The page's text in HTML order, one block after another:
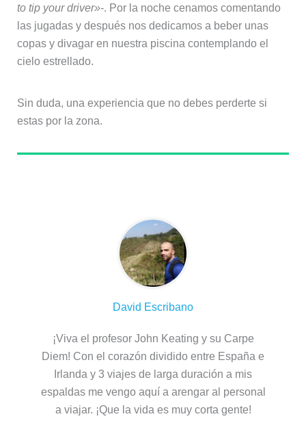
to tip your driver»-. Por la noche cenamos comentando
las jugadas y después nos dedicamos a beber unas
copas y divagar en nuestra piscina contemplando el
cielo estrellado.
Sin duda, una experiencia que no debes perderte si
estas por la zona.
David Escribano
¡Viva el profesor John Keating y su Carpe
Diem! Con el corazón dividido entre España e
Irlanda y 3 viajes de larga duración a mis
espaldas me vengo aquí a arengar al personal
a viajar. ¡Que la vida es muy corta gente!